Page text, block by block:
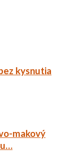
kysnutia
makový